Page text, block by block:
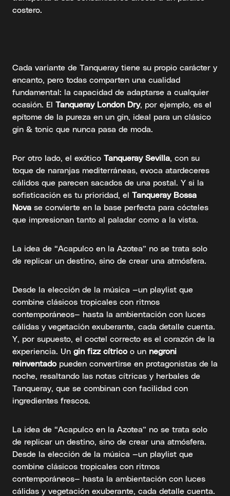
costero.
Cada variante de Tanqueray tiene su propio carácter y
encanto, pero todas comparten una cualidad
fundamental: la capacidad de adaptarse a cualquier
ocasión. El Tanqueray London Dry, por ejemplo, es el
epítome de la pureza en un gin, ideal para un clásico
gin & tonic que nunca pasa de moda.
Por otro lado, el exótico Tanqueray Sevilla, con su
toque de naranjas mediterráneas, evoca atardeceres
cálidos que parecen sacados de una postal. Y si la
sofisticación es tu prioridad, el Tanqueray Bossa
Nova se convierte en la base perfecta para cócteles
que impresionan tanto al paladar como a la vista.
La idea de “Acapulco en la Azotea” no se trata solo
de replicar un destino, sino de crear una atmósfera.
Desde la elección de la música —un playlist que
combine clásicos tropicales con ritmos
contemporáneos— hasta la ambientación con luces
cálidas y vegetación exuberante, cada detalle cuenta.
Y, por supuesto, el coctel correcto es el corazón de la
experiencia. Un gin fizz cítrico o un negroni
reinventado pueden convertirse en protagonistas de la
noche, resaltando las notas cítricas y herbales de
Tanqueray, que se combinan con facilidad con
ingredientes frescos.
La idea de “Acapulco en la Azotea” no se trata solo
de replicar un destino, sino de crear una atmósfera.
Desde la elección de la música —un playlist que
combine clásicos tropicales con ritmos
contemporáneos— hasta la ambientación con luces
cálidas y vegetación exuberante, cada detalle cuenta.